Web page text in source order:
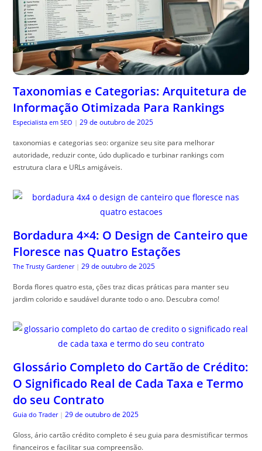
Taxonomias e Categorias: Arquitetura de
Informação Otimizada Para Rankings
Especialista em SEO | 29 de outubro de 2025
taxonomias e categorias seo: organize seu site para melhorar
autoridade, reduzir conte, údo duplicado e turbinar rankings com
estrutura clara e URLs amigáveis.
Bordadura 4×4: O Design de Canteiro que
Floresce nas Quatro Estações
The Trusty Gardener | 29 de outubro de 2025
Borda flores quatro esta, ções traz dicas práticas para manter seu
jardim colorido e saudável durante todo o ano. Descubra como!
Glossário Completo do Cartão de Crédito:
O Significado Real de Cada Taxa e Termo
do seu Contrato
Guia do Trader | 29 de outubro de 2025
Gloss, ário cartão crédito completo é seu guia para desmistificar termos
financeiros e facilitar sua compreensão.